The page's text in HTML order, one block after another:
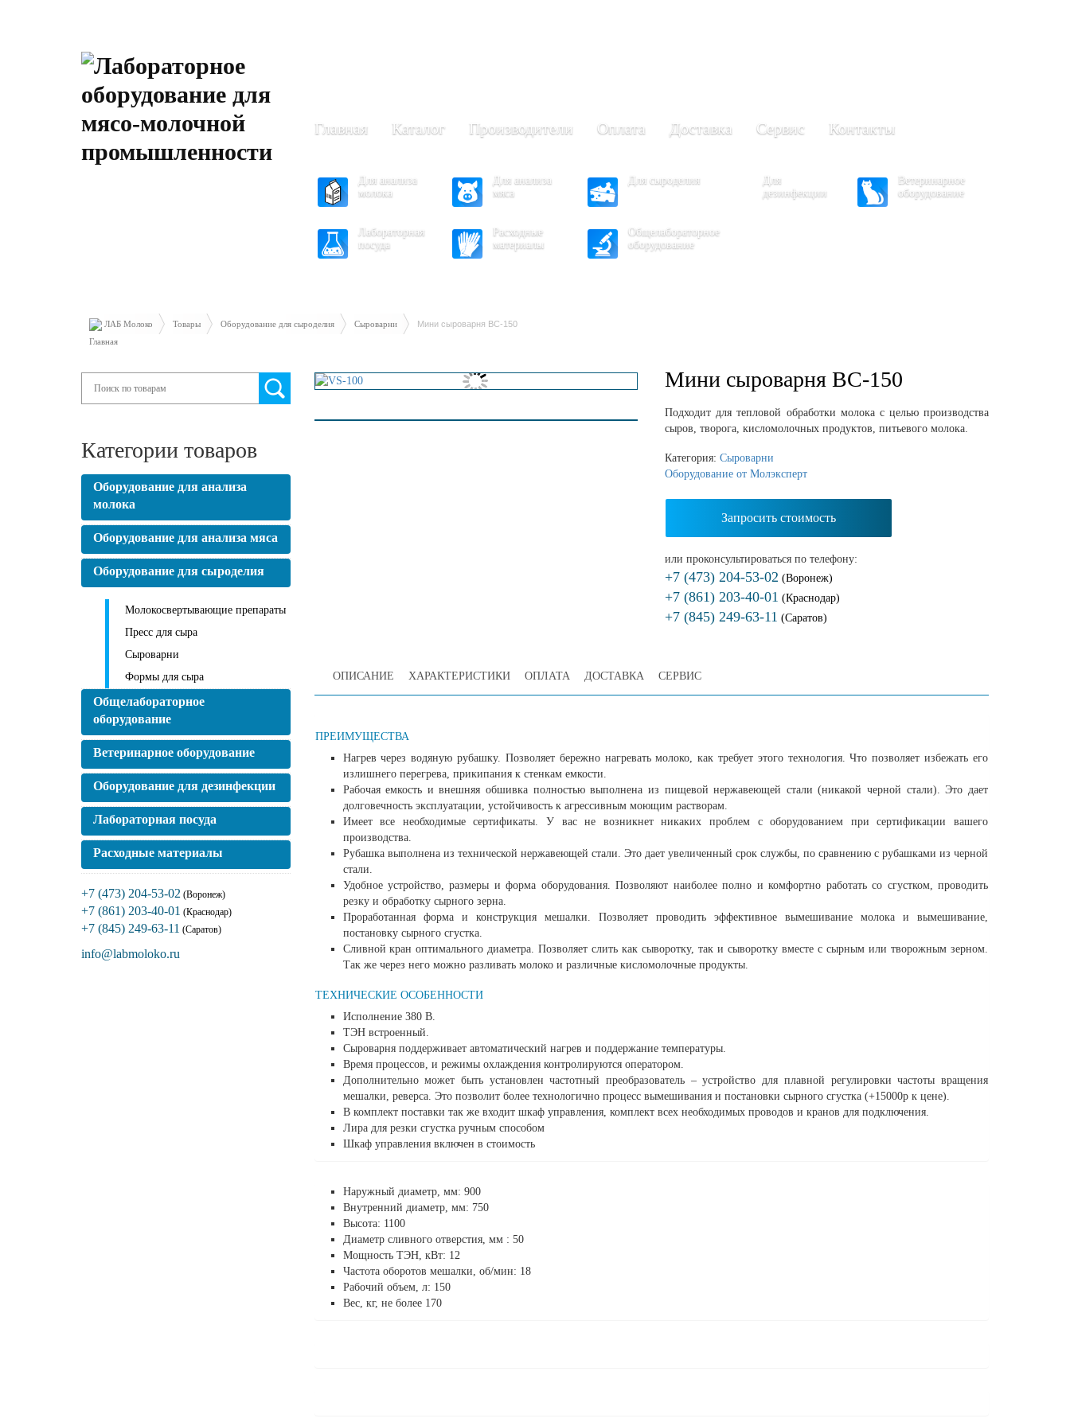
Главная Каталог Производители Оплата Доставка Сервис Контакты
Для анализа
молока
Для анализа
мяса
Для сыроделия
Для
дезинфекции
Ветеринарное
оборудование
Лабораторная
посуда
Расходные
материалы
Общелабораторное
оборудование
ЛАБ Молоко Товары Оборудование для сыроделия Сыроварни Мини сыроварня ВС-150
Мини сыроварня ВС-150
Подходит для тепловой обработки молока с целью производства
сыров, творога, кисломолочных продуктов, питьевого молока.
Категория:Сыроварни
Оборудование от Молэксперт
Запросить стоимость
или проконсультироваться по телефону:
+7 (473) 204-53-02 (Воронеж)
+7 (861) 203-40-01 (Краснодар)
+7 (845) 249-63-11 (Саратов)
ОПИСАНИЕ ХАРАКТЕРИСТИКИ ОПЛАТА ДОСТАВКА СЕРВИС
ПРЕИМУЩЕСТВА
Нагрев через водяную рубашку. Позволяет бережно нагревать молоко, как требует этого технология. Что позволяет избежать его
излишнего перегрева, прикипания к стенкам емкости.
Рабочая емкость и внешняя обшивка полностью выполнена из пищевой нержавеющей стали (никакой черной стали). Это дает
долговечность эксплуатации, устойчивость к агрессивным моющим растворам.
Имеет все необходимые сертификаты. У вас не возникнет никаких проблем с оборудованием при сертификации вашего
производства.
Рубашка выполнена из технической нержавеющей стали. Это дает увеличенный срок службы, по сравнению с рубашками из черной
стали.
Удобное устройство, размеры и форма оборудования. Позволяют наиболее полно и комфортно работать со сгустком, проводить
резку и обработку сырного зерна.
Проработанная форма и конструкция мешалки. Позволяет проводить эффективное вымешивание молока и вымешивание,
постановку сырного сгустка.
Сливной кран оптимального диаметра. Позволяет слить как сыворотку, так и сыворотку вместе с сырным или творожным зерном.
Так же через него можно разливать молоко и различные кисломолочные продукты.
ТЕХНИЧЕСКИЕ ОСОБЕННОСТИ
Исполнение 380 В.
ТЭН встроенный.
Сыроварня поддерживает автоматический нагрев и поддержание температуры.
Время процессов, и режимы охлаждения контролируются оператором.
Дополнительно может быть установлен частотный преобразователь – устройство для плавной регулировки частоты вращения
мешалки, реверса. Это позволит более технологично процесс вымешивания и постановки сырного сгустка (+15000р к цене).
В комплект поставки так же входит шкаф управления, комплект всех необходимых проводов и кранов для подключения.
Лира для резки сгустка ручным способом
Шкаф управления включен в стоимость
Наружный диаметр, мм: 900
Внутренний диаметр, мм: 750
Высота: 1100
Диаметр сливного отверстия, мм : 50
Мощность ТЭН, кВт: 12
Частота оборотов мешалки, об/мин: 18
Рабочий объем, л: 150
Вес, кг, не более 170
Категории товаров
Оборудование для анализа
молока
Оборудование для анализа мяса
Оборудование для сыроделия
Молокосвертывающие препараты
Пресс для сыра
Сыроварни
Формы для сыра
Общелабораторное
оборудование
Ветеринарное оборудование
Оборудование для дезинфекции
Лабораторная посуда
Расходные материалы
+7 (473) 204-53-02 (Воронеж)
+7 (861) 203-40-01 (Краснодар)
+7 (845) 249-63-11 (Саратов)
info@labmoloko.ru